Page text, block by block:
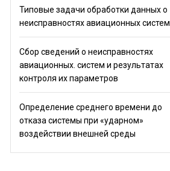
Типовые задачи обработки данных о
неисправностях авиационных систем
Сбор сведений о неисправностях
авиационных. систем и результатах
контроля их параметров
Определение среднего времени до
отказа системы при «ударном»
воздействии внешней среды